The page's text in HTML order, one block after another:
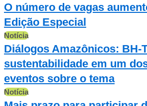
O número de vagas
Edição Especial
Notícia
Diálogos Amazônicos: BH-
sustentabilidade em um
eventos sobre o tema
Notícia